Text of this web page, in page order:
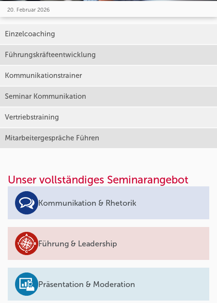
20. Februar 2026
Einzelcoaching
Führungskräfteentwicklung
Kommunikationstrainer
Seminar Kommunikation
Vertriebstraining
Mitarbeitergespräche Führen
Unser vollständiges Seminarangebot
Kommunikation & Rhetorik
Führung & Leadership
Präsentation & Moderation